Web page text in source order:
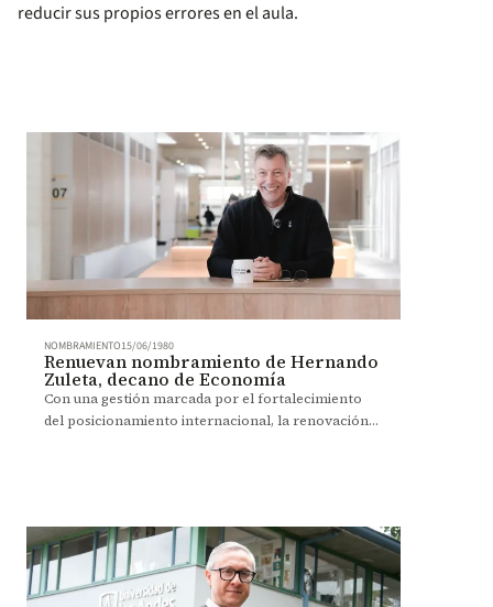
reducir sus propios errores en el aula.
NOMBRAMIENTO15/06/1980
Renuevan nombramiento de Hernando
Zuleta, decano de Economía
Con una gestión marcada por el fortalecimiento
del posicionamiento internacional, la renovación